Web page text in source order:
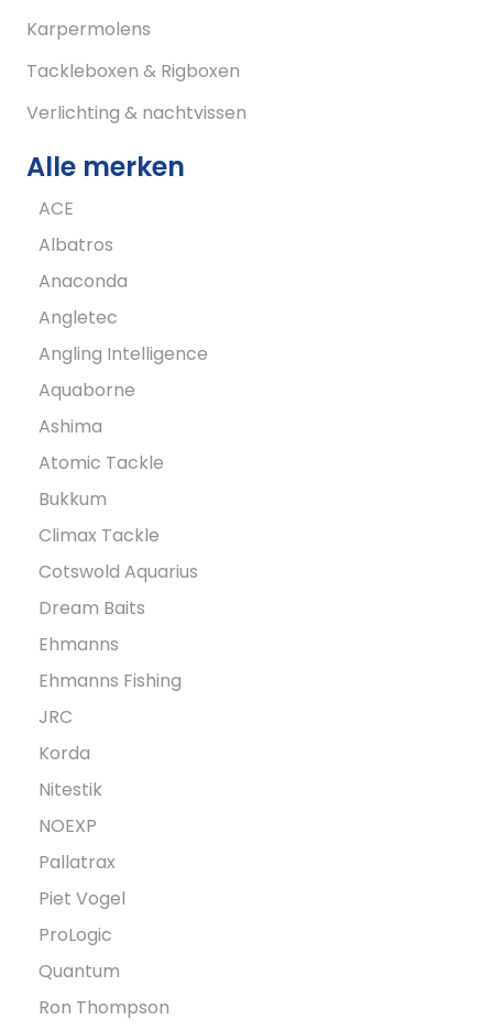
Karpermolens
Tackleboxen & Rigboxen
Verlichting & nachtvissen
Alle merken
ACE
Albatros
Anaconda
Angletec
Angling Intelligence
Aquaborne
Ashima
Atomic Tackle
Bukkum
Climax Tackle
Cotswold Aquarius
Dream Baits
Ehmanns
Ehmanns Fishing
JRC
Korda
Nitestik
NOEXP
Pallatrax
Piet Vogel
ProLogic
Quantum
Ron Thompson